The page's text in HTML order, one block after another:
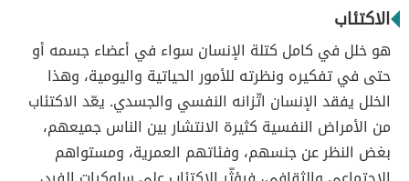
الاكتئاب
هو خلل في كامل كتلة الإنسان سواء في أعضاء جسمه أو
حتى في تفكيره ونظرته للأمور الحياتية واليومية، وهذا
الخلل يفقد الإنسان اتّزانه النفسي والجسدي. يعّد الاكتئاب
من الأمراض النفسية كثيرة الانتشار بين الناس جميعهم،
بغض النظر عن جنسهم، وفئاتهم العمرية، ومستواهم